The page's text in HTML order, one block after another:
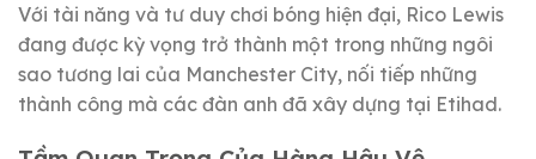
Với tài năng và tư duy chơi bóng hiện đại, Rico Lewis
đang được kỳ vọng trở thành một trong những ngôi
sao tương lai của Manchester City, nối tiếp những
thành công mà các đàn anh đã xây dựng tại Etihad.